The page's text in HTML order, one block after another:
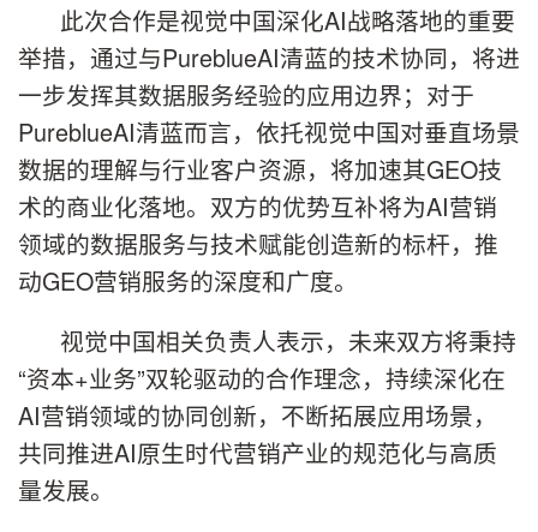
此次合作是视觉中国深化AI战略落地的重要
举措，通过与PureblueAI清蓝的技术协同，将进
一步发挥其数据服务经验的应用边界；对于
PureblueAI清蓝而言，依托视觉中国对垂直场景
数据的理解与行业客户资源，将加速其GEO技
术的商业化落地。双方的优势互补将为AI营销
领域的数据服务与技术赋能创造新的标杆，推
动GEO营销服务的深度和广度。
视觉中国相关负责人表示，未来双方将秉持
“资本+业务”双轮驱动的合作理念，持续深化在
AI营销领域的协同创新，不断拓展应用场景，
共同推进AI原生时代营销产业的规范化与高质
量发展。